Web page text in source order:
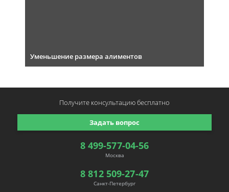
Уменьшение размера алиментов
8 499-577-04-56
Москва
8 812 509-27-47
Санкт-Петербург
Задать вопрос
Получите консультациюбесплатно